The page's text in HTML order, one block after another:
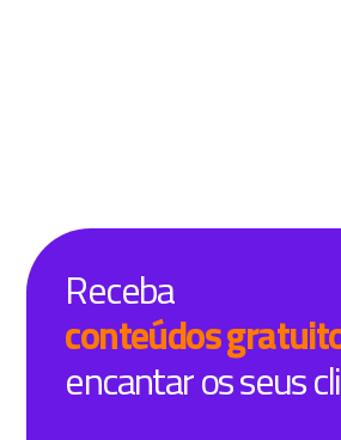
Receba
conteúdos
encantar os seus